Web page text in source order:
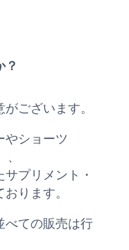
？
ございます。
やショーツ
プリメント・
ります。
べての販売は行